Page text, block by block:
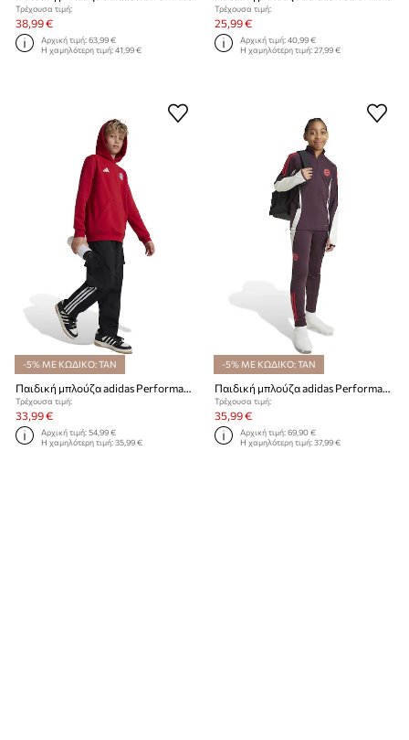
Τρέχουσα τιμή:
38,99 €
Αρχική τιμή:63,99 €
Η χαμηλότερη τιμή:41,99 €
Τρέχουσα τιμή:
25,99 €
Αρχική τιμή:40,99 €
Η χαμηλότερη τιμή:27,99 €
-5% ΜΕ ΚΩΔΙΚΟ: TAN
Παιδική μπλούζα adidas Performance FCBIDS HD
Τρέχουσα τιμή:
33,99 €
Αρχική τιμή:54,99 €
Η χαμηλότερη τιμή:35,99 €
-5% ΜΕ ΚΩΔΙΚΟ: TAN
Παιδική μπλούζα adidas Performance FCB TR TOPY
Τρέχουσα τιμή:
35,99 €
Αρχική τιμή:69,90 €
Η χαμηλότερη τιμή:37,99 €